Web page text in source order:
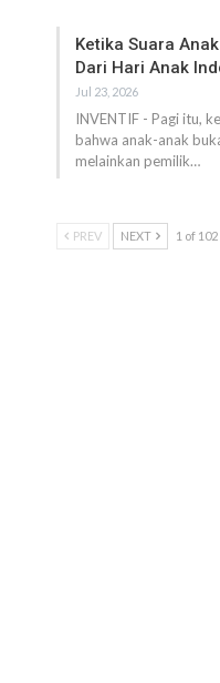
Ketika Suara
Dari Hari Anak
Jul 23, 2026
INVENTIF - Pagi itu,
bahwa anak-anak
melainkan pemilik…
PREV NEXT 1 of 102